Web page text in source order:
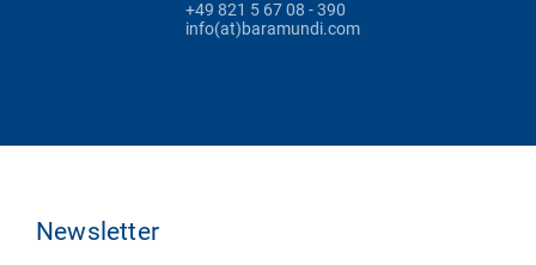
+49 821 5 67 08 - 390
info(at)baramundi.com
Newsletter